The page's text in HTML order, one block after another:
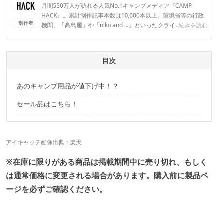
制作者
月間550万人が訪れる人気No.1キャンプメディア『CAMP
HACK』。累計制作記事本数は10,000本以上。環境省等の行政
機関、「髙島屋」や「niko and ...」といったクライアントとの
...続きを読む
CAMP HACK編集部のプロフィール
目次
あのキャンプ用品が値下げ中！？
セール品はこちら！
アイキャッチ画像出典： 楽天
※在庫に限りがある商品は掲載期間中に売り切れ、もしく
は通常価格に変更される場合があります。購入前に製品ペ
ージを必ずご確認ください。